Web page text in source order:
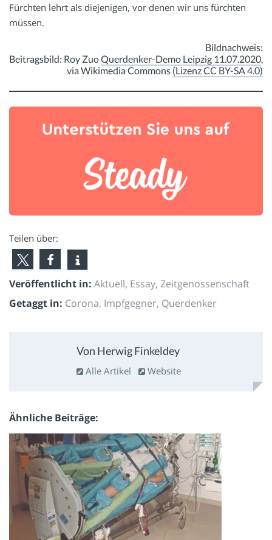
Fürchten lehrt als diejenigen, vor denen wir uns fürchten
müssen.
Bildnachweis:
Beitragsbild: Roy ZuoQuerdenker-Demo Leipzig 11.07.2020
via Wikimedia Commons (Lizenz CC BY-SA 4.0)
Teilen über:
Veröffentlicht in: Aktuell, Essay, Zeitgenossenschaft
Getaggt in: Corona, Impfgegner, Querdenker
Von Herwig Finkeldey
Alle Artikel Website
Ähnliche Beiträge